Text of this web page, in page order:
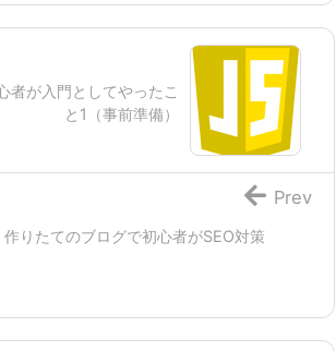
者が入門としてやったこ
と1（事前準備）
作りたてのブログで初心者がSEO対策
Prev